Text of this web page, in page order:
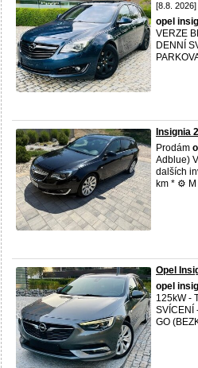
[8.8. 2026]
opel
VERZE
DENNÍ
Insignia
Prodám
Adblue)
dalších
km * ⚙️ M
Opel
opel
125kW -
SVÍCENÍ
GO